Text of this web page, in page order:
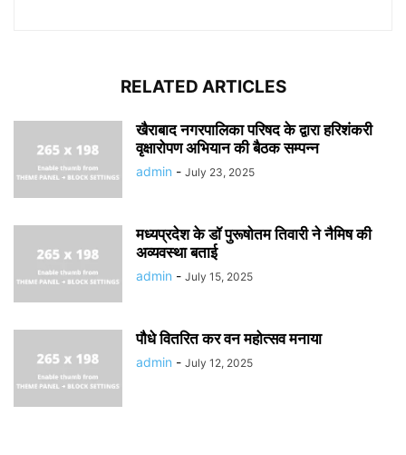
RELATED ARTICLES
खैराबाद नगरपालिका परिषद के द्वारा हरिशंकरी
वृक्षारोपण अभियान की बैठक सम्पन्न
admin - July 23, 2025
मध्यप्रदेश के डॉ पुरूषोतम तिवारी ने नैमिष की
अव्यवस्था बताई
admin - July 15, 2025
पौधे वितरित कर वन महोत्सव मनाया
admin - July 12, 2025